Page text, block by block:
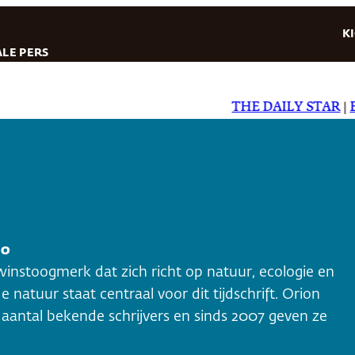
PERS
THE DAILY STAR|EL
dat zich richt op natuur, ecologie en
natuur staat centraal voor dit tijdschrift. Orion
bekende schrijvers en sinds 2007 geven ze